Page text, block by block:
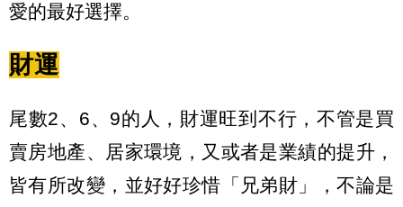
愛的最好選擇。
財運
尾數2、6、9的人，財運旺到不行，不管是買
賣房地產、居家環境，又或者是業績的提升，
皆有所改變，並好好珍惜「兄弟財」，不論是